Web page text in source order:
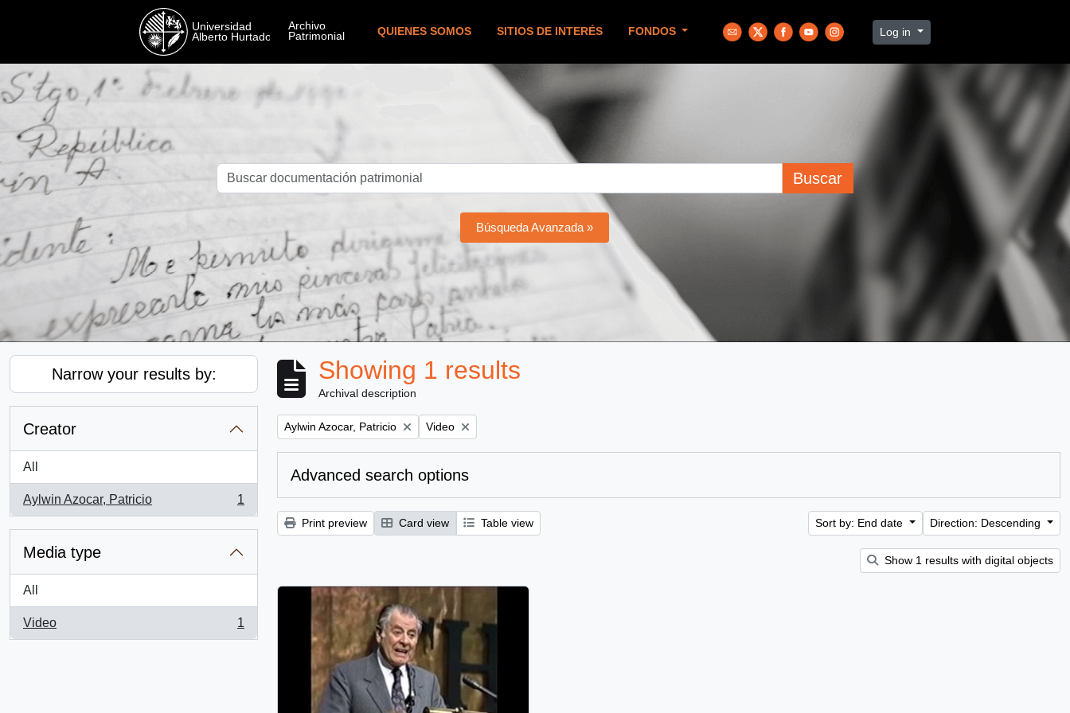
QUIENES SOMOS SITIOS DE INTERÉS FONDOS Log in
Buscar
Búsqueda Avanzada »
Narrow your results by:
Creator
All
Aylwin Azocar, Patricio
, 1 results
1
Media type
All
Video
, 1 results
1
Showing 1 results
Archival description
Remove filter:
Aylwin Azocar, Patricio Remove filter:
Video
Advanced search options
Print preview Card view Table view Sort by: End date Direction: Descending
Show 1 results with digital objects